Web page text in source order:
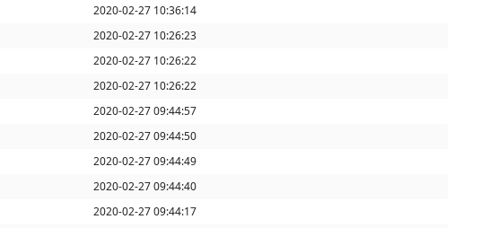
2020-02-27 10:36:14
2020-02-27 10:26:23
2020-02-27 10:26:22
2020-02-27 10:26:22
2020-02-27 09:44:57
2020-02-27 09:44:50
2020-02-27 09:44:49
2020-02-27 09:44:40
2020-02-27 09:44:17